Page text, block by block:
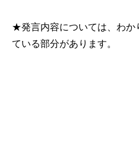
★発言内容については、わか
ている部分があります。